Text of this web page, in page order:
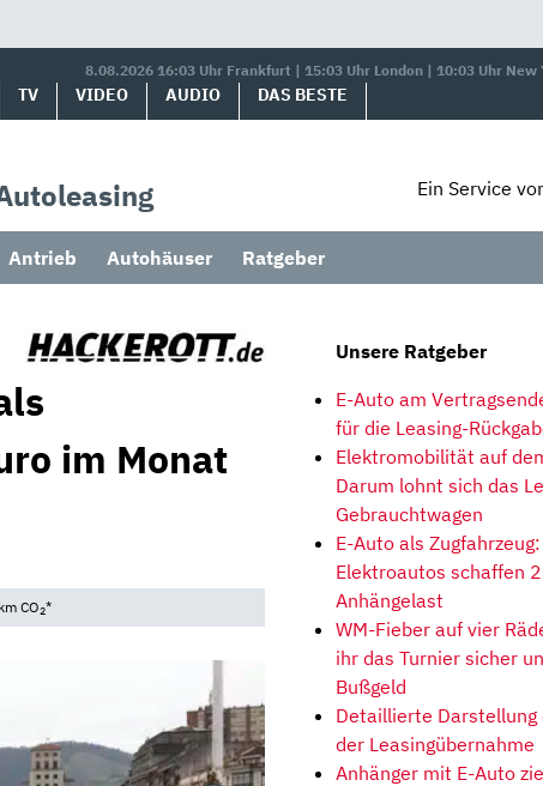
8.08.2026 16:03 Uhr Frankfurt | 15:03 Uhr London | 10:03 Uhr New
TV VIDEO AUDIO DAS BESTE
Ein Service
Antrieb Autohäuser Ratgeber
im Monat
CO2*
Unsere Ratgeber
E-Auto am
für die Leasing-
Elektromobilität auf
Darum lohnt sich das
Gebrauchtwagen
E-Auto als
Elektroautos schaffen
Anhängelast
WM-Fieber auf vier
ihr das Turnier sicher
Bußgeld
Detaillierte Darstellung
der Leasingübernahme
Anhänger mit E-Auto